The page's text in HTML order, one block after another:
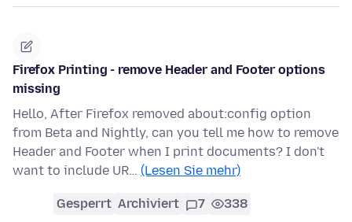
Firefox Printing - remove Header and Footer options
missing
Hello, After Firefox removed about:config option
from Beta and Nightly, can you tell me how to remove
Header and Footer when I print documents? I don't
want to include UR… (Lesen Sie mehr)
Gesperrt Archiviert 7 338